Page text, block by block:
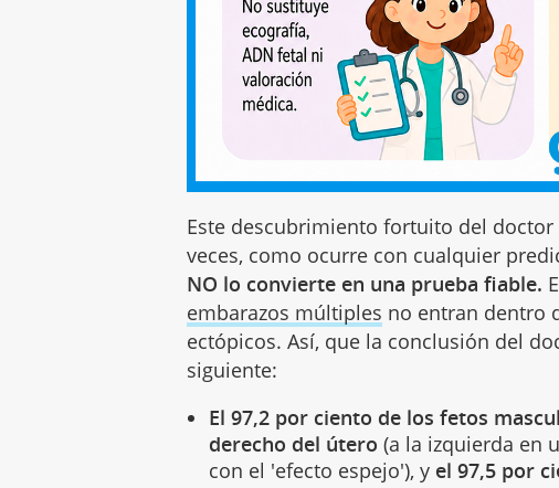
Este descubrimiento fortuito del
veces, como ocurre con cualquier
NO lo convierte en una prueba fiable.
embarazos múltiples no entran dentro
ectópicos. Así, que la conclusión del
siguiente:
El 97,2 por ciento de los fetos
derecho del útero (a la izquierda en
con el 'efecto espejo'), y el 97,5 por